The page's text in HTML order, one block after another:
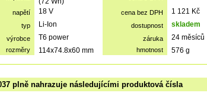
napětí 18 V cena bez DPH 1 121 Kč
typ Li-Ion dostupnost skladem
výrobce T6 power záruka 24 měsíců
rozměry 114x74.8x60 mm hmotnost 576 g
plně nahrazuje následujícími produktová čísla